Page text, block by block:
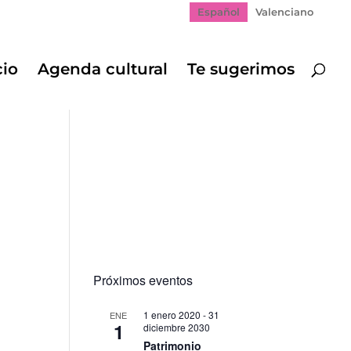
Español Valenciano
Agenda cultural Te sugerimos
Próximos eventos
ENE
1
1 enero 2020 -31
diciembre 2030
Patrimonio